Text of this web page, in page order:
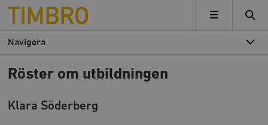
Timbro
MENY
Röster om utbildningen
Klara Söderberg
Navigera